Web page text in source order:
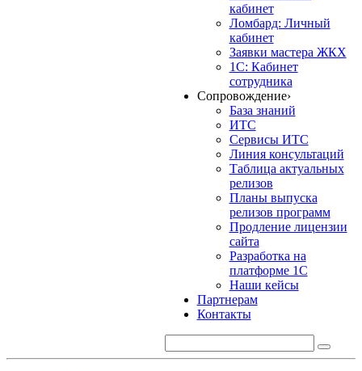
кабинет
Ломбард: Личный
кабинет
Заявки мастера ЖКХ
1С: Кабинет
сотрудника
Сопровождение›
База знаний
ИТС
Сервисы ИТС
Линия консультаций
Таблица актуальных
релизов
Планы выпуска
релизов программ
Продление лицензии
сайта
Разработка на
платформе 1С
Наши кейсы
Партнерам
Контакты